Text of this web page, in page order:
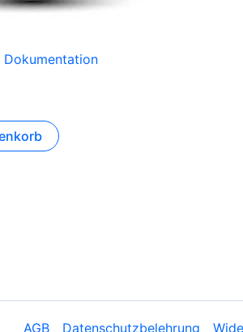
Dokumentation
AGB Datenschutzbelehrung